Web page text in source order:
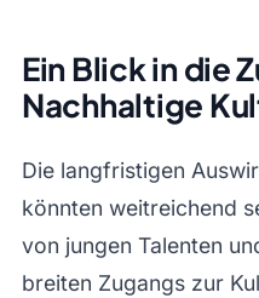
Ein Blick in die
Nachhaltige
Die langfristigen
könnten weitreichend
von jungen Talenten
breiten Zugangs zur